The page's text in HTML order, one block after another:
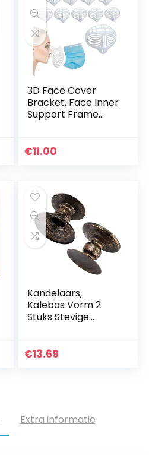
3D Face Cover
Bracket, Face Inner
Support Frame
Saver Zachte
€11.00
Kandelaars,
Kalebas Vorm 2
Stuks Stevige
Kaarshouder
€13.69
Extra informatie